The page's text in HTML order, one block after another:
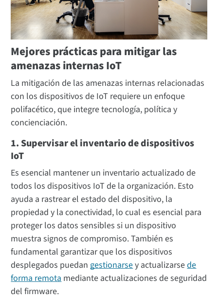
Mejores prácticas para mitigar las
amenazas internas IoT
La mitigación de las amenazas internas relacionadas
con los dispositivos de IoT requiere un enfoque
polifacético, que integre tecnología, política y
concienciación.
1. Supervisar el inventario de dispositivos
IoT
Es esencial mantener un inventario actualizado de
todos los dispositivos IoT de la organización. Esto
ayuda a rastrear el estado del dispositivo, la
propiedad y la conectividad, lo cual es esencial para
proteger los datos sensibles si un dispositivo
muestra signos de compromiso. También es
fundamental garantizar que los dispositivos
desplegados puedan gestionarsey actualizarsede
forma remota mediante actualizaciones de seguridad
del firmware.